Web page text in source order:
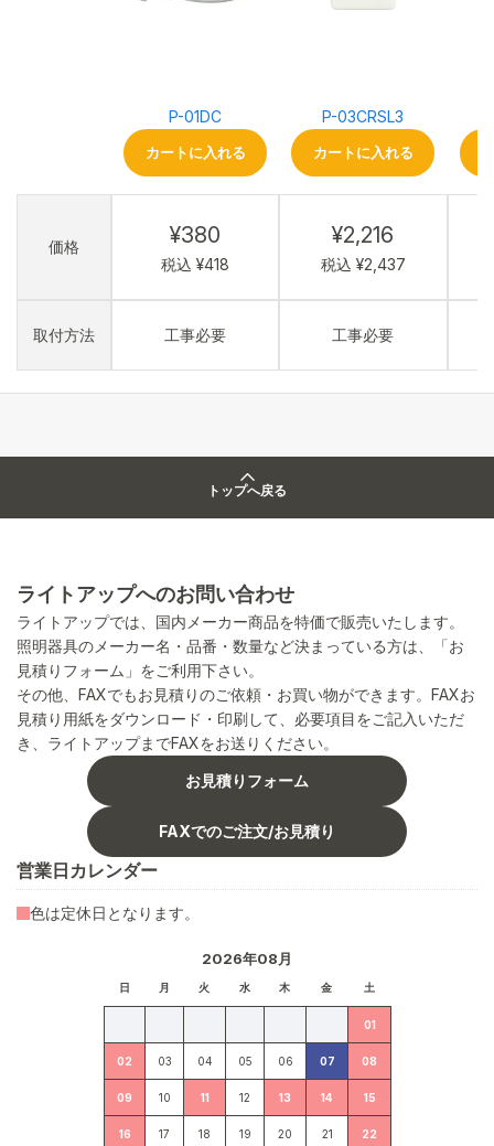
価格
取付方法
P-01DC
カートに入れる
¥380
税込 ¥418
工事必要
P-03CRSL3
カートに入れる
¥2,216
税込 ¥2,437
工事必要
トップへ戻る
ライトアップへのお問い合わせ
ライトアップでは、国内メーカー商品を特価で販売いたします。
照明器具のメーカー名・品番・数量など決まっている方は、「お
見積りフォーム」をご利用下さい。
その他、FAXでもお見積りのご依頼・お買い物ができます。FAXお
見積り用紙をダウンロード・印刷して、必要項目をご記入いただ
き、ライトアップまでFAXをお送りください。
お見積りフォーム
FAXでのご注文/お見積り
営業日カレンダー
2026年08月
日 月 火 水 木 金 土
01
02 03 04 05 06 07 08
09 10 11 12 13 14 15
16 17 18 19 20 21 22
色は定休日となります。